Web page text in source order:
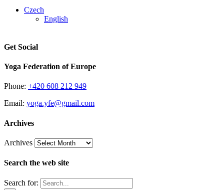
Czech
English
Get Social
Yoga Federation of Europe
Phone: +420 608 212 949
Email: yoga.yfe@gmail.com
Archives
Archives
Search the web site
Search for: